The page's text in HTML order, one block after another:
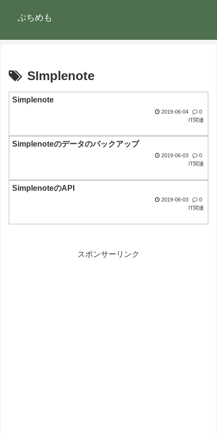
ぷちめも
SImplenote
Simplenote
2019-06-04
0
IT関連
Simplenoteのデータのバックアップ
2019-06-03
0
IT関連
SimplenoteのAPI
2019-06-03
0
IT関連
スポンサーリンク